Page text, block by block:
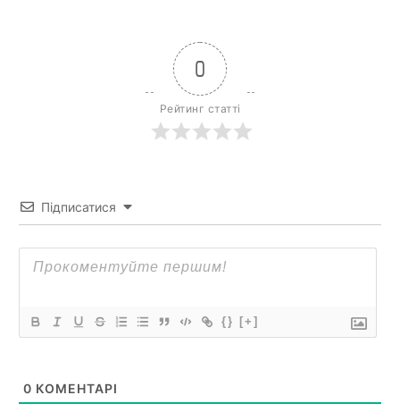
0
Рейтинг статті
Підписатися
{} [+]
0 КОМЕНТАРІ